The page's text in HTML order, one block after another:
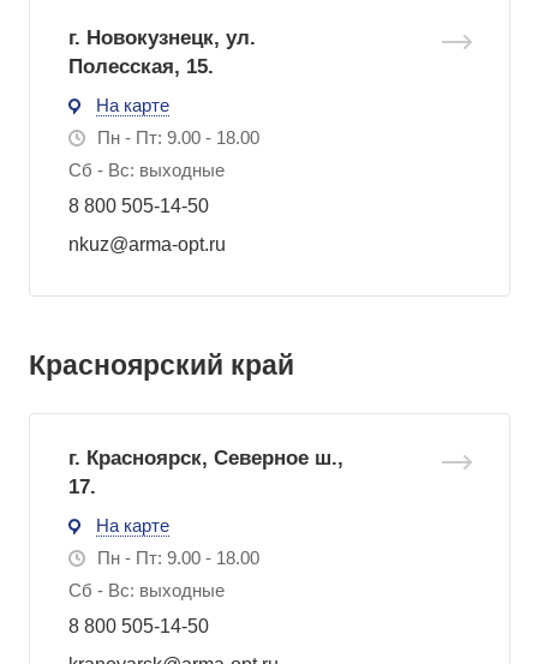
г. Новокузнецк, ул.
Полесская, 15.
На карте
Пн - Пт: 9.00 - 18.00
Сб - Вс: выходные
8 800 505-14-50
nkuz@arma-opt.ru
Красноярский край
г. Красноярск, Северное ш.,
17.
На карте
Пн - Пт: 9.00 - 18.00
Сб - Вс: выходные
8 800 505-14-50